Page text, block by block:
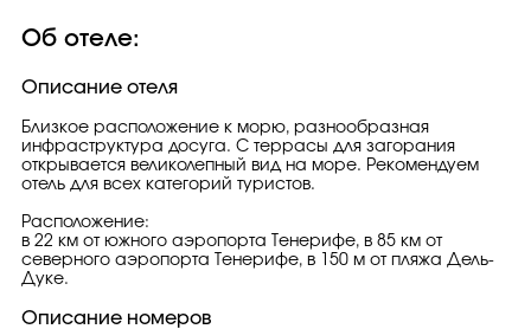
Об отеле:
Описание отеля
Близкое расположение к морю, разнообразная
инфраструктура досуга. С террасы для загорания
открывается великолепный вид на море. Рекомендуем
отель для всех категорий туристов.
Расположение:
в 22 км от южного аэропорта Тенерифе, в 85 км от
северного аэропорта Тенерифе, в 150 м от пляжа Дель-
Дуке.
Описание номеров